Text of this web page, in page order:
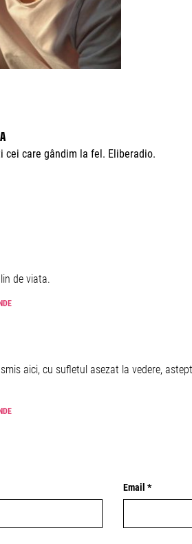
cei care gândim la fel. Eliberadio.
de viata.
aici, cu sufletul asezat la vedere,
Email *